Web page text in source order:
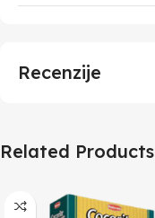
Recenzije
Related Products